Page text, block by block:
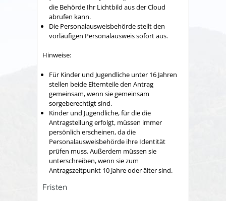
die Behörde Ihr Lichtbild aus der Cloud
abrufen kann.
Die Personalausweisbehörde stellt den
vorläufigen Personalausweis sofort aus.
Hinweise:
Für Kinder und Jugendliche unter 16 Jahren
stellen beide Elternteile den Antrag
gemeinsam, wenn sie gemeinsam
sorgeberechtigt sind.
Kinder und Jugendliche, für die die
Antragstellung erfolgt, müssen immer
persönlich erscheinen, da die
Personalausweisbehörde ihre Identität
prüfen muss. Außerdem müssen sie
unterschreiben, wenn sie zum
Antragszeitpunkt 10 Jahre oder älter sind.
Fristen